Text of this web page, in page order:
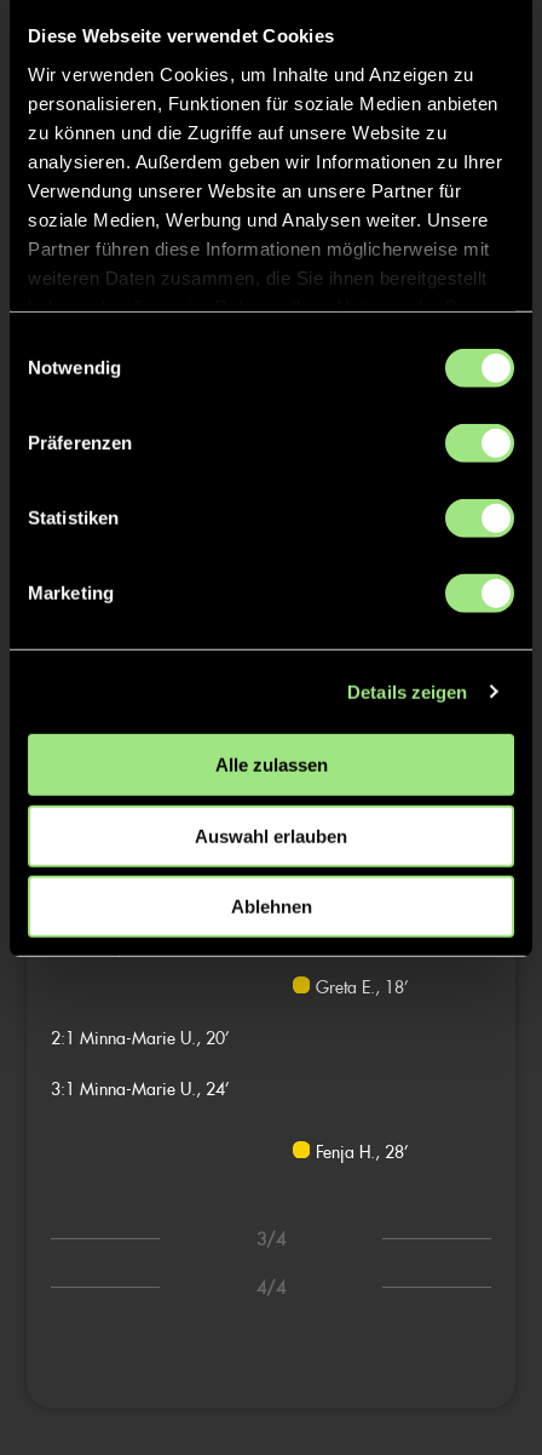
Diese Webseite verwendet Cookies
Wir verwenden Cookies, um Inhalte und Anzeigen zu
personalisieren, Funktionen für soziale Medien anbieten
zu können und die Zugriffe auf unsere Website zu
analysieren. Außerdem geben wir Informationen zu Ihrer
Verwendung unserer Website an unsere Partner für
soziale Medien, Werbung und Analysen weiter. Unsere
Partner führen diese Informationen möglicherweise mit
weiteren Daten zusammen, die Sie ihnen bereitgestellt
Notwendig
Präferenzen
Statistiken
Marketing
Details zeigen
Alle zulassen
Auswahl erlauben
Ablehnen
Staff
Svenja SCHUERMANN
Lucia HORN
TW = Torwart & ETW = Ersatztorwart, K = Kapitän
Tore & Karten
1:1 Lea D., 15’
2/4
Greta E., 18’
2:1 Minna-Marie U., 20’
3:1 Minna-Marie U., 24’
Fenja H., 28’
3/4
4/4